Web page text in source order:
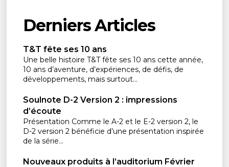
Derniers Articles
T&T fête ses 10 ans
Une belle histoire T&T fête ses 10 ans cette année,
10 ans d’aventure, d’expériences, de défis, de
développements, mais surtout...
Soulnote D-2 Version 2 : impressions
d’écoute
Présentation Comme le A-2 et le E-2 version 2, le
D-2 version 2 bénéficie d’une présentation inspirée
de la série...
Nouveaux produits à l’auditorium Février